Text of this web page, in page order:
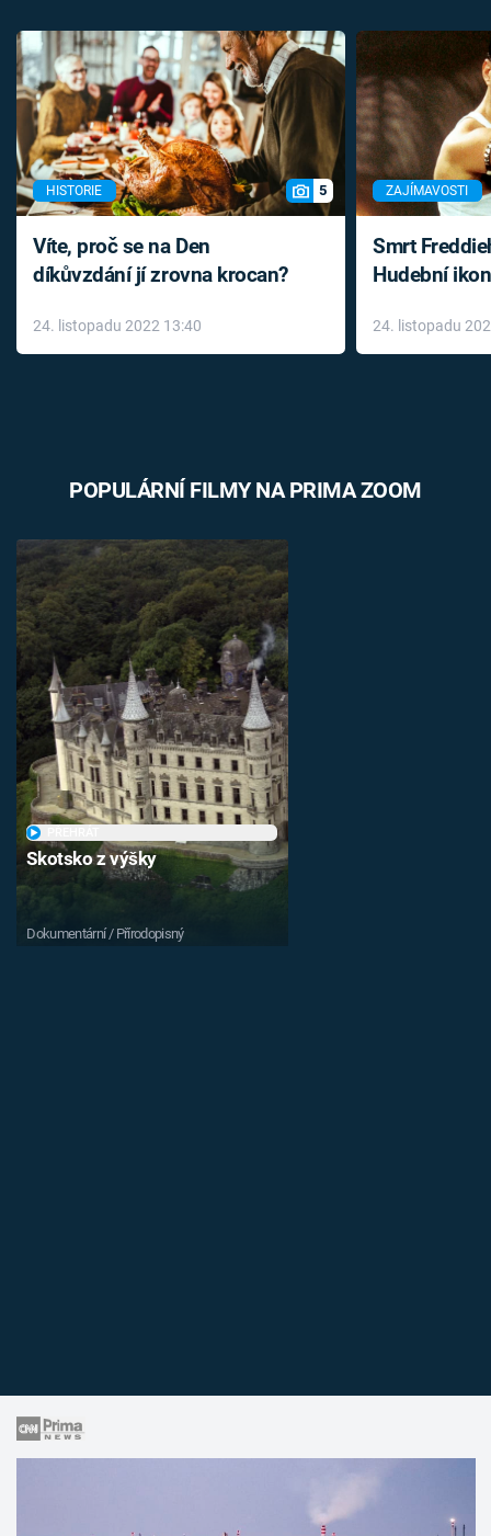
HISTORIE 5
Víte, proč se na Den
díkůvzdání jí zrovna krocan?
24. listopadu 2022 13:40
ZAJÍMAVOSTI
Smrt
Hudební
léky
24. listopadu
POPULÁRNÍ FILMY NA PRIMA ZOOM
Skotsko z výšky
Dokumentární / Přírodopisný